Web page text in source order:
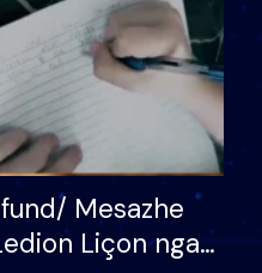
Mesazhe
Liçon nga